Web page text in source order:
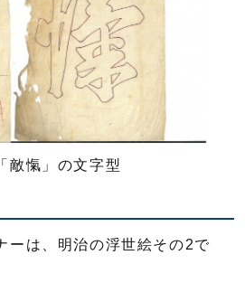
敵愾」の文字型
ーは、明治の浮世絵その2で